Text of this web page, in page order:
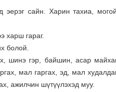
эерэг сайн. Харин тахиа, могой,
харш гараг.
болой.
шинэ гэр, байшин, асар
мал гаргах, эд, мал
ажилчин шүтүүлэхэд муу.